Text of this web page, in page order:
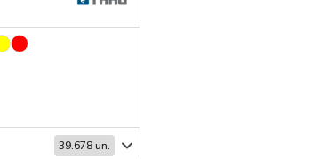
39.678 un.